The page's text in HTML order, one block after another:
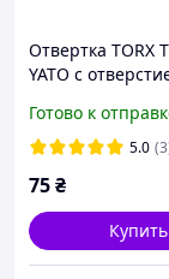
Отвертка TORX
YATO с
Готово к
5.0
75₴
Купить